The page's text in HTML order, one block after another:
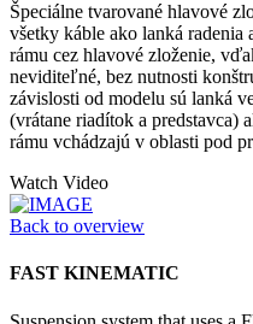
Špeciálne tvarované hlavové
všetky káble ako lanká
rámu cez hlavové zloženie,
neviditeľné, bez nutnosti
závislosti od modelu sú lanká
(vrátane riadítok a predstavca)
rámu vchádzajú v oblasti pod
Watch Video
Back to overview
FAST KINEMATIC